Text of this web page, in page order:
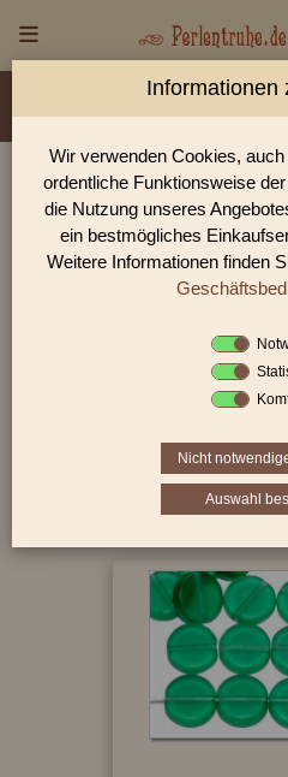
Material/Glassorte Sorte/
Größen
Lochdurchmesser
Perlen Shop für
In unserem Perlen Shop finden
Linsen & Scheiben und
Sie befinden sich in
gedrückte Perlen|Linsen
1 2
Informationen
Wir verwenden Cookies,
ordentliche Funktionsweise
die Nutzung unseres
ein bestmögliches
Weitere Informationen finden
Nicht
Auswahl